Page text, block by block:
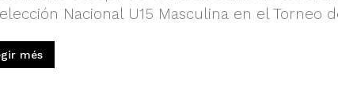
Nacional U15 Masculina en el Torneo
més